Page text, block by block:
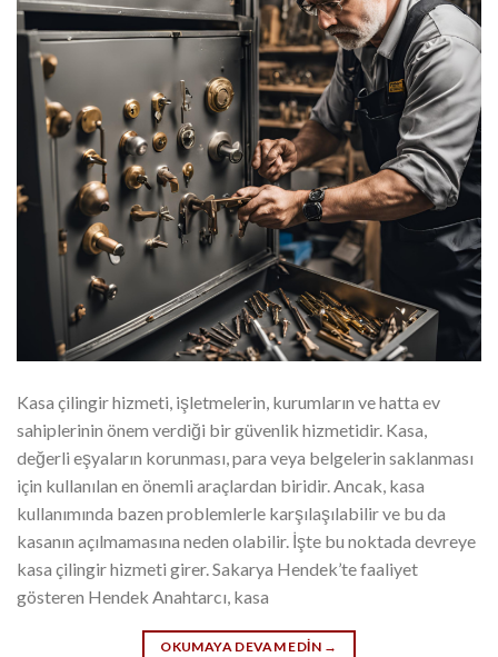
Kasa çilingir hizmeti, işletmelerin, kurumların ve hatta ev
sahiplerinin önem verdiği bir güvenlik hizmetidir. Kasa,
değerli eşyaların korunması, para veya belgelerin saklanması
için kullanılan en önemli araçlardan biridir. Ancak, kasa
kullanımında bazen problemlerle karşılaşılabilir ve bu da
kasanın açılmamasına neden olabilir. İşte bu noktada devreye
kasa çilingir hizmeti girer. Sakarya Hendek’te faaliyet
gösteren Hendek Anahtarcı, kasa
OKUMAYA DEVAM EDIN →